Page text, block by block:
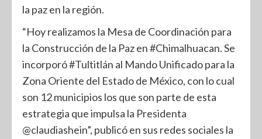
la paz en la región.
“Hoy realizamos la Mesa de Coordinación para
la Construcción de la Paz en #Chimalhuacan. Se
incorporó #Tultitlán al Mando Unificado para la
Zona Oriente del Estado de México, con lo cual
son 12 municipios los que son parte de esta
estrategia que impulsa la Presidenta
@claudiashein”, publicó en sus redes sociales la